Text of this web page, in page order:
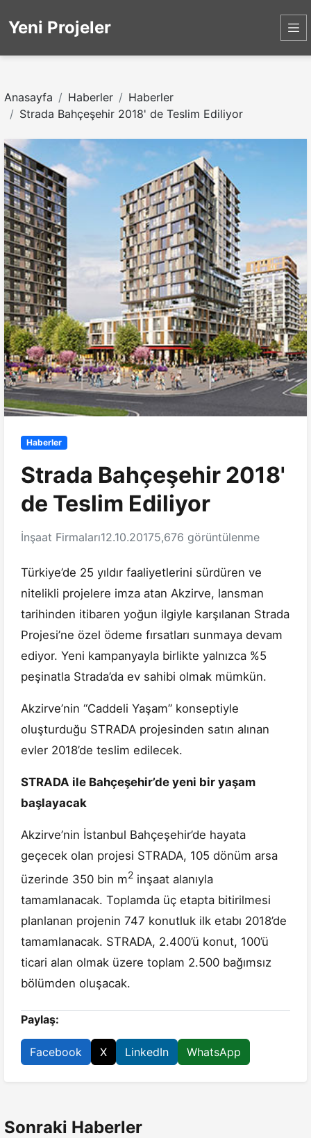
Yeni Projeler
Anasayfa Haberler
Haberler
Strada Bahçeşehir 2018' de Teslim Ediliyor
Haberler
Strada Bahçeşehir 2018'
de Teslim Ediliyor
İnşaat Firmaları12.10.20175,676 görüntülenme
Türkiye’de 25 yıldır faaliyetlerini sürdüren ve
nitelikli projelere imza atan Akzirve, lansman
tarihinden itibaren yoğun ilgiyle karşılanan Strada
Projesi’ne özel ödeme fırsatları sunmaya devam
ediyor. Yeni kampanyayla birlikte yalnızca %5
peşinatla Strada’da ev sahibi olmak mümkün.
Akzirve’nin “Caddeli Yaşam” konseptiyle
oluşturduğu STRADA projesinden satın alınan
evler 2018’de teslim edilecek.
STRADA ile Bahçeşehir’de yeni bir yaşam
başlayacak
Akzirve’nin İstanbul Bahçeşehir’de hayata
geçecek olan projesi STRADA, 105 dönüm arsa
üzerinde 350 bin m2 inşaat alanıyla
tamamlanacak. Toplamda üç etapta bitirilmesi
planlanan projenin 747 konutluk ilk etabı 2018’de
tamamlanacak. STRADA, 2.400’ü konut, 100’ü
ticari alan olmak üzere toplam 2.500 bağımsız
bölümden oluşacak.
Paylaş:
Facebook X LinkedIn WhatsApp
Sonraki Haberler